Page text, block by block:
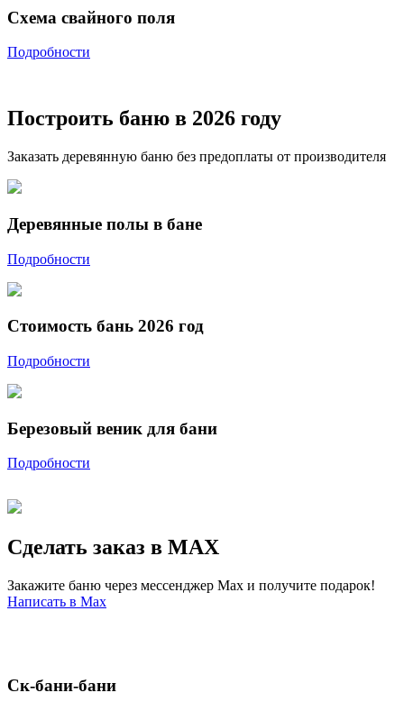
Схема свайного поля
Подробности
Построить баню в 2026 году
Заказать деревянную баню без предоплаты от производителя
Деревянные полы в бане
Подробности
Стоимость бань 2026 год
Подробности
Березовый веник для бани
Подробности
Сделать заказ в MAX
Закажите баню через мессенджер Max и получите подарок!
Написать в Max
Ск-бани-бани